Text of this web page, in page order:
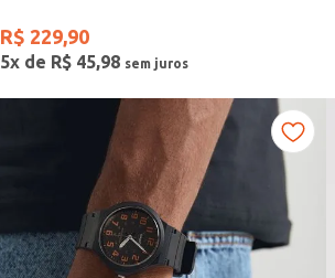
R$ 229,90
5x de R$ 45,98